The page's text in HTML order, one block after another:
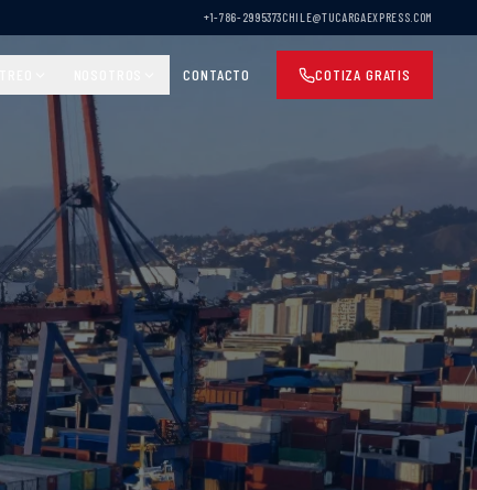
+1-786-2995373CHILE@TUCARGAEXPRESS.COM
CONTACTO COTIZA GRATIS